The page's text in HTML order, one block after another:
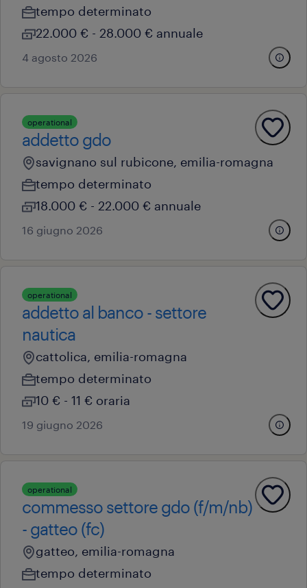
tempo determinato
22.000 € - 28.000 € annuale
4 agosto 2026
operational
addetto gdo
savignano sul rubicone, emilia-romagna
tempo determinato
18.000 € - 22.000 € annuale
16 giugno 2026
operational
addetto al banco - settore
nautica
cattolica, emilia-romagna
tempo determinato
10 € - 11 € oraria
19 giugno 2026
operational
commesso settore gdo (f/m/nb)
- gatteo (fc)
gatteo, emilia-romagna
tempo determinato